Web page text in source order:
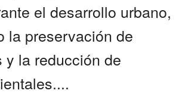
el desarrollo urbano,
la preservación de
y la reducción de